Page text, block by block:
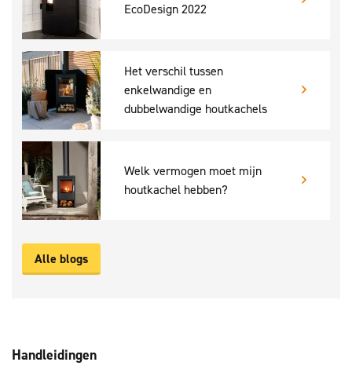
EcoDesign 2022
Het verschil tussen
enkelwandige en
dubbelwandige houtkachels
Welk vermogen moet mijn
houtkachel hebben?
Alle blogs
Handleidingen